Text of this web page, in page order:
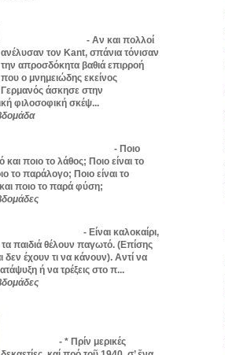
Μύρων Ζαχαράκης-Αν και πολλοί
ανέλυσαν τον Kant, σπάνια τόνισαν
την απροσδόκητα βαθιά επιρροή
που ο μνημειώδης εκείνος
Γερμανός άσκησε στην
φιλοσοφική σκέψ...
φυσιολογικός άνθρωπος;- Ποιο
και ποιο το λάθος; Ποιο είναι το
το παράλογο; Ποιο είναι το
ποιο το παρά φύση;
σε 5 λεπτά- Είναι καλοκαίρι,
τα παιδιά θέλουν παγωτό. (Επίσης
δεν έχουν τι να κάνουν). Αντί να
ή να τρέξεις στο π...
Βαρνάκοβας-* Πρίν μερικές